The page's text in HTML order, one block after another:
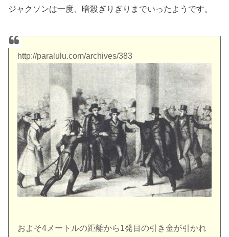
ジャクソンは一度、暗殺ぎりぎりまでいったようです。
http://paralulu.com/archives/383
およそ4メートルの距離から1発目の引き金が引かれ